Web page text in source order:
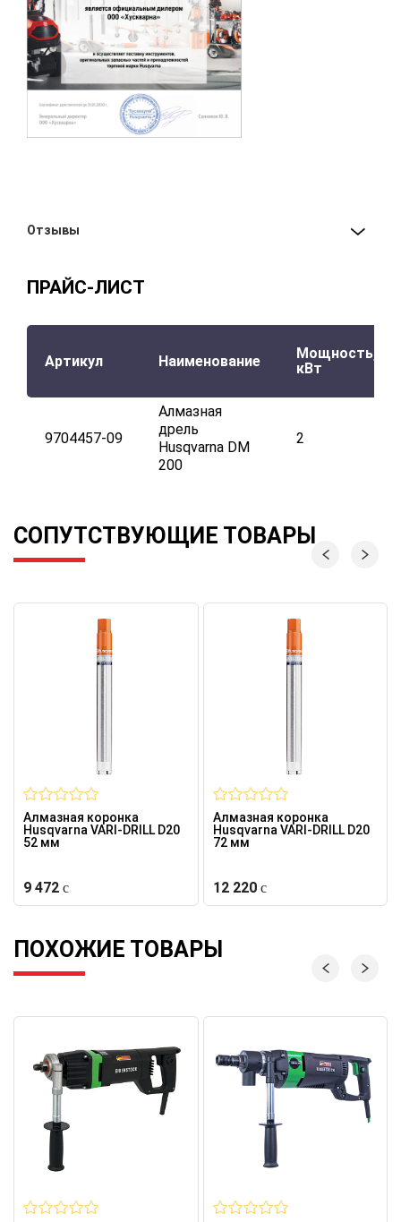
Отзывы
ПРАЙС-ЛИСТ
Артикул Наименование
Мощность,
кВт
9704457-09
Алмазная
дрель
Husqvarna DM
200
2
СОПУТСТВУЮЩИЕ ТОВАРЫ
Алмазная коронка
Husqvarna VARI-DRILL D20
52 мм
9 472
Алмазная коронка
Husqvarna VARI-DRILL D20
72 мм
12 220
ПОХОЖИЕ ТОВАРЫ